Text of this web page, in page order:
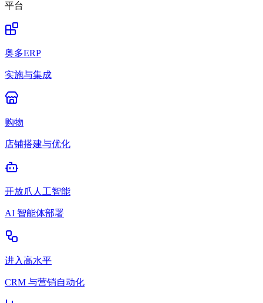
平台
奥多ERP
实施与集成
购物
店铺搭建与优化
开放爪人工智能
AI 智能体部署
进入高水平
CRM 与营销自动化